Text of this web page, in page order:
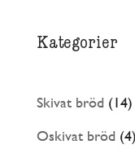
Kategorier
Skivat bröd 1414
Oskivat bröd 44